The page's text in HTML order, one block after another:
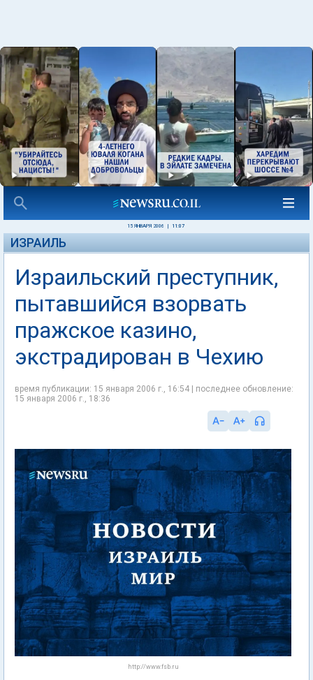
15 ЯНВАРЯ 2006 11:07
ИЗРАИЛЬ
Израильский преступник,
пытавшийся взорвать
пражское казино,
экстрадирован в Чехию
время публикации: 15 января 2006 г., 16:54 | последнее обновление:
15 января 2006 г., 18:36
http://www.fsb.ru